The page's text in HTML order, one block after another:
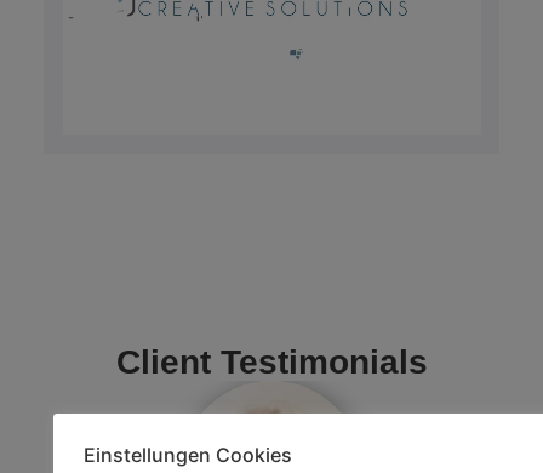
Client Testimonials
Einstellungen Cookies